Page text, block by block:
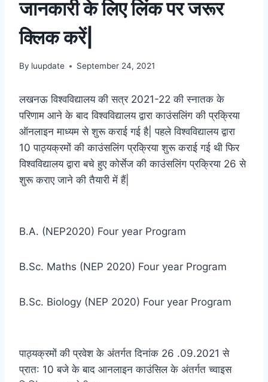
जानकारी के लिए लिंक पर जरूर
क्लिक करें|
By luupdate September 24, 2021
लखनऊ विश्वविद्यालय की सत्र 2021-22 की स्नातक के
परिणाम आने के बाद विश्वविद्यालय द्वारा काउंसलिंग की प्रक्रिया
ऑनलाइन माध्यम से शुरू कराई गई है| पहले विश्वविद्यालय द्वारा
10 पाठ्यक्रमों की काउंसलिंग प्रक्रिया शुरू कराई गई थी फिर
विश्वविद्यालय द्वारा बचे हुए कोर्सेज की काउंसलिंग प्रक्रिया 26 से
शुरू कराए जाने की तैयारी में हैं|
B.A. (NEP2020) Four year Program
B.Sc. Maths (NEP 2020) Four year Program
B.Sc. Biology (NEP 2020) Four year Program
पाठ्यक्रमों की प्रवेश के अंतर्गत दिनांक 26 .09.2021 से
प्रात: 10 बजे के बाद आनलाइन काउंसिल के अंतर्गत च्वाइस